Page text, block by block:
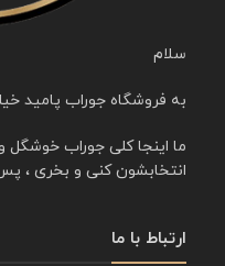
سلام
به فروشگاه جوراب پامید
ما اینجا کلی جوراب خوشگل
انتخابشون کنی و بخری ،
ارتباط با ما